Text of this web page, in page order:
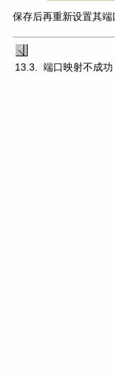
保存后再重新设置其端
13.3. 端口映射不成